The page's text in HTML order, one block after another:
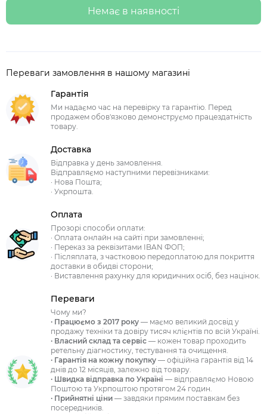
Немає в наявності
Переваги замовлення в нашому магазині
Гарантія
Ми надаємо час на перевірку та гарантію. Перед
продажем обов'язково демонструємо працездатність
товару.
Доставка
Відправка у день замовлення.
Відправляємо наступними перевізниками:
· Нова Пошта;
· Укрпошта.
Оплата
Прозорі способи оплати:
· Оплата онлайн на сайті при замовленні;
· Переказ за реквізитами IBAN ФОП;
· Післяплата, з частковою передоплатою для покриття
доставки в обидві сторони;
· Виставлення рахунку для юридичних осіб, без націнок.
Переваги
Чому ми?
· Працюємо з 2017 року — маємо великий досвід у
продажу техніки та довіру тисяч клієнтів по всій Україні.
· Власний склад та сервіс — кожен товар проходить
ретельну діагностику, тестування та очищення.
· Гарантія на кожну покупку — офіційна гарантія від 14
днів до 12 місяців, залежно від товару.
· Швидка відправка по Україні — відправляємо Новою
Поштою та Укрпоштою протягом 24 годин.
· Прийнятні ціни — завдяки прямим поставкам без
посередників.